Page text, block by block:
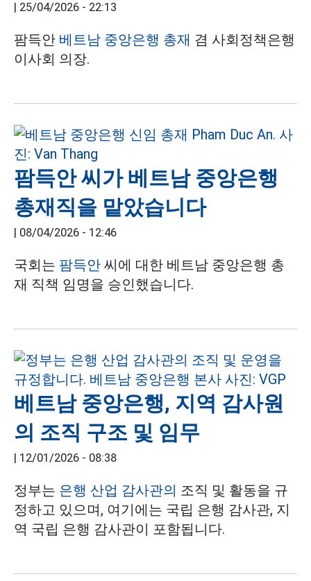
| 25/04/2026 - 22:13
팜득안 베트남 중앙은행 총재 겸 사회정책은행
이사회 의장.
팜득안 씨가 베트남 중앙은행
총재직을 맡았습니다
| 08/04/2026 - 12:46
국회는 팜득안 씨에 대한 베트남 중앙은행 총
재 직책 임명을 승인했습니다.
베트남 중앙은행, 지역 감사원
의 조직 구조 및 임무
| 12/01/2026 - 08:38
정부는 은행 산업 감사관의 조직 및 활동을 규
정하고 있으며, 여기에는 국립 은행 감사관, 지
역 국립 은행 감사관이 포함됩니다.